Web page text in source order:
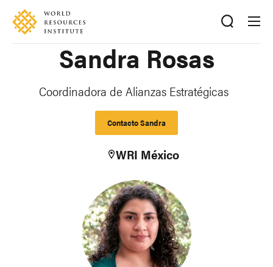
Skip
main
Accessibility
Sandra Rosas
Coordinadora de Alianzas Estratégicas
Contacto Sandra
WRI México